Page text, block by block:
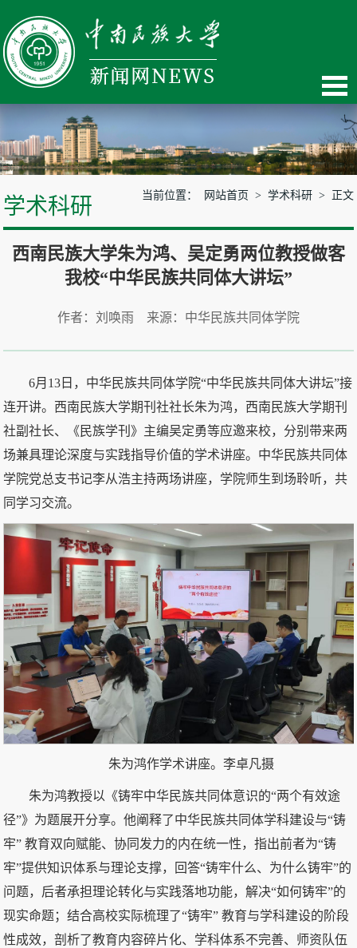
学术科研 当前位置： 网站首页 > 学术科研> 正文
西南民族大学朱为鸿、吴定勇两位教授做客
我校“中华民族共同体大讲坛”
作者：刘唤雨 来源：中华民族共同体学院
6月13日，中华民族共同体学院“中华民族共同体大讲坛”接
连开讲。西南民族大学期刊社社长朱为鸿，西南民族大学期刊
社副社长、《民族学刊》主编吴定勇等应邀来校，分别带来两
场兼具理论深度与实践指导价值的学术讲座。中华民族共同体
学院党总支书记李从浩主持两场讲座，学院师生到场聆听，共
同学习交流。
朱为鸿作学术讲座。李卓凡摄
朱为鸿教授以《铸牢中华民族共同体意识的“两个有效途
径”》为题展开分享。他阐释了中华民族共同体学科建设与“铸
牢” 教育双向赋能、协同发力的内在统一性，指出前者为“铸
牢”提供知识体系与理论支撑，回答“铸牢什么、为什么铸牢”的
问题，后者承担理论转化与实践落地功能，解决“如何铸牢”的
现实命题；结合高校实际梳理了“铸牢” 教育与学科建设的阶段
性成效，剖析了教育内容碎片化、学科体系不完善、师资队伍